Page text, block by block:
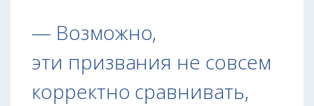
— Возможно,
эти призвания не совсем
корректно сравнивать,